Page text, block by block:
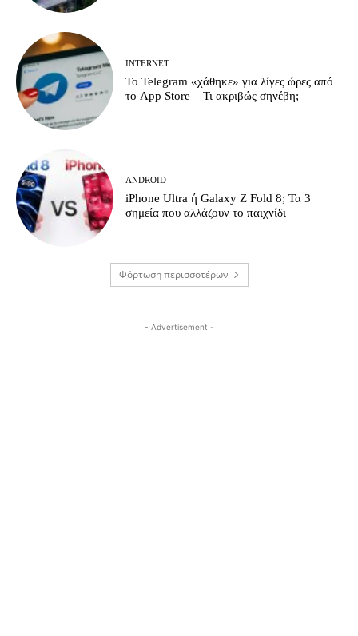
INTERNET
Το Telegram «χάθηκε» για λίγες ώρες από
το App Store – Τι ακριβώς σηνέβη;
ANDROID
iPhone Ultra ή Galaxy Z Fold 8; Τα 3
σημεία που αλλάζουν το παιχνίδι
Φόρτωση περισσοτέρων
- Advertisement -